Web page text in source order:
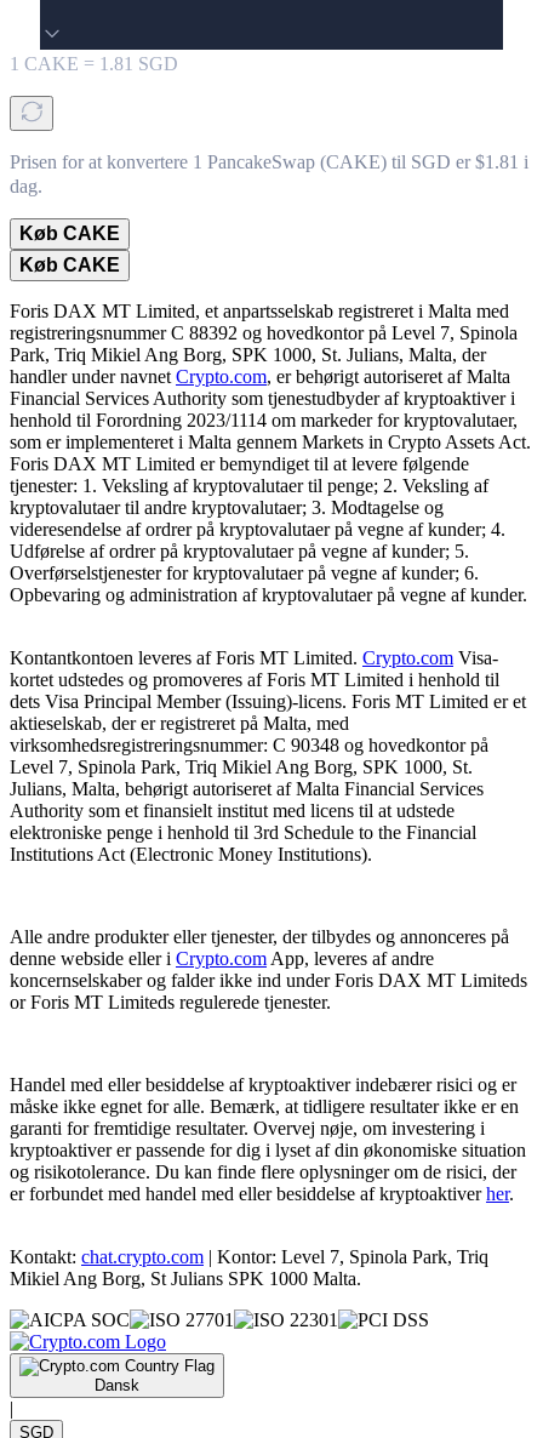
1 CAKE = 1.81 SGD
Prisen for at konvertere 1 PancakeSwap (CAKE) til SGD er $1.81 i
dag.
Køb CAKE
Køb CAKE
Foris DAX MT Limited, et anpartsselskab registreret i Malta med
registreringsnummer C 88392 og hovedkontor på Level 7, Spinola
Park, Triq Mikiel Ang Borg, SPK 1000, St. Julians, Malta, der
handler under navnet Crypto.com, er behørigt autoriseret af Malta
Financial Services Authority som tjenestudbyder af kryptoaktiver i
henhold til Forordning 2023/1114 om markeder for kryptovalutaer,
som er implementeret i Malta gennem Markets in Crypto Assets Act.
Foris DAX MT Limited er bemyndiget til at levere følgende
tjenester: 1. Veksling af kryptovalutaer til penge; 2. Veksling af
kryptovalutaer til andre kryptovalutaer; 3. Modtagelse og
videresendelse af ordrer på kryptovalutaer på vegne af kunder; 4.
Udførelse af ordrer på kryptovalutaer på vegne af kunder; 5.
Overførselstjenester for kryptovalutaer på vegne af kunder; 6.
Opbevaring og administration af kryptovalutaer på vegne af kunder.
Kontantkontoen leveres af Foris MT Limited. Crypto.com Visa-
kortet udstedes og promoveres af Foris MT Limited i henhold til
dets Visa Principal Member (Issuing)-licens. Foris MT Limited er et
aktieselskab, der er registreret på Malta, med
virksomhedsregistreringsnummer: C 90348 og hovedkontor på
Level 7, Spinola Park, Triq Mikiel Ang Borg, SPK 1000, St.
Julians, Malta, behørigt autoriseret af Malta Financial Services
Authority som et finansielt institut med licens til at udstede
elektroniske penge i henhold til 3rd Schedule to the Financial
Institutions Act (Electronic Money Institutions).
Alle andre produkter eller tjenester, der tilbydes og annonceres på
denne webside eller i Crypto.com App, leveres af andre
koncernselskaber og falder ikke ind under Foris DAX MT Limiteds
or Foris MT Limiteds regulerede tjenester.
Handel med eller besiddelse af kryptoaktiver indebærer risici og er
måske ikke egnet for alle. Bemærk, at tidligere resultater ikke er en
garanti for fremtidige resultater. Overvej nøje, om investering i
kryptoaktiver er passende for dig i lyset af din økonomiske situation
og risikotolerance. Du kan finde flere oplysninger om de risici, der
er forbundet med handel med eller besiddelse af kryptoaktiverher.
Kontakt: chat.crypto.com | Kontor: Level 7, Spinola Park, Triq
Mikiel Ang Borg, St Julians SPK 1000 Malta.
Dansk
|
SGD